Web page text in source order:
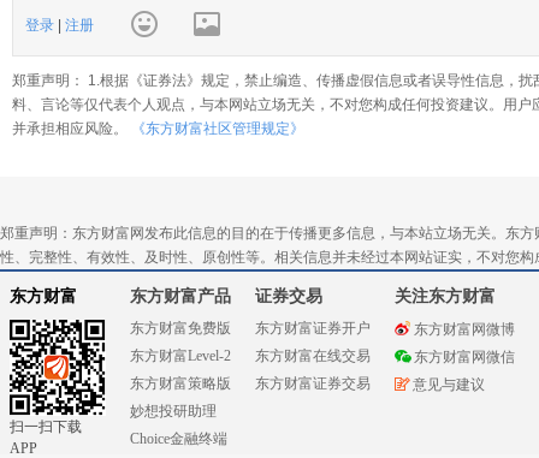
登录 | 注册
郑重声明： 1.根据《证券法》规定，禁止编造、传播虚假信息或者误导性信息，
料、言论等仅代表个人观点，与本网站立场无关，不对您构成任何投资建议。用
并承担相应风险。
《东方财富社区管理规定》
郑重声明：东方财富网发布此信息的目的在于传播更多信息，与本站立场无关。东
性、完整性、有效性、及时性、原创性等。相关信息并未经过本网站证实，不对您
东方财富
扫一扫下载
APP
东方财富产品
东方财富免费版
东方财富Level-2
东方财富策略版
妙想投研助理
Choice金融终端
证券交易
东方财富证券开户
东方财富在线交易
东方财富证券交易
关注东方财富
东方财富网微博
东方财富网微信
意见与建议